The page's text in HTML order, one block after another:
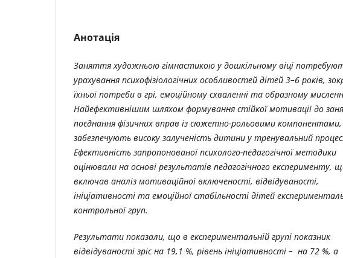
Анотація
Заняття художньою гімнастикою у дошкільному віці
урахування психофізіологічних особливостей дітей 3–6 років,
їхньої потреби в грі, емоційному схваленні та образному
Найефективнішим шляхом формування стійкої мотивації до
поєднання фізичних вправ із сюжетно-рольовими
забезпечують високу залученість дитини у тренувальний процес.
Ефективність запропонованої психолого-педагогічної методики
оцінювали на основі результатів педагогічного експерименту,
включав аналіз мотиваційної включеності, відвідуваності,
ініціативності та емоційної стабільності дітей
контрольної груп.
Результати показали, що в експериментальній групі показник
відвідуваності зріс на 19,1 %, рівень ініціативності – на 72 %, а